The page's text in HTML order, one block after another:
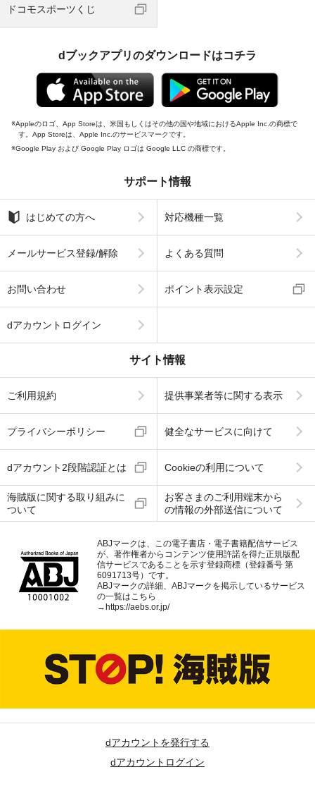
ドコモスポーツくじ
dブックアプリのダウンロードはコチラ
Appleのロゴ、App Storeは、米国もしくはその他の国や地域におけるApple Inc.の商標で
す。App Storeは、Apple Inc.のサービスマークです。
Google Play および Google Play ロゴは Google LLC の商標です。
サポート情報
はじめての方へ 対応機種一覧
メールサービス登録/解除 よくある質問
お問い合わせ ポイント表示設定
dアカウントログイン
サイト情報
ご利用規約 提供事業者等に関する表示
プライバシーポリシー 健全なサービスに向けて
dアカウント2段階認証とは Cookieの利用について
海賊版に関する取り組みに
ついて
お客さまのご利用端末から
の情報の外部送信について
ABJマークは、この電子書店・電子書籍配信サービス
が、著作権者からコンテンツ使用許諾を得た正規版配
信サービスであることを示す登録商標（登録番号 第
6091713号）です。
ABJマークの詳細、ABJマークを掲示しているサービス
の一覧はこちら
→ https://aebs.or.jp/
dアカウントを発行する
dアカウントログイン